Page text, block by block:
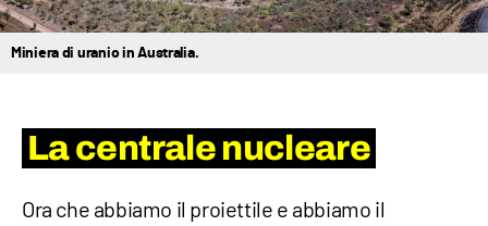
Miniera di uranio in Australia.
La centrale nucleare
Ora che abbiamo il proiettile e abbiamo il